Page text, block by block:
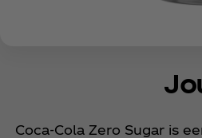
Coca‑Cola Zero Sugar is